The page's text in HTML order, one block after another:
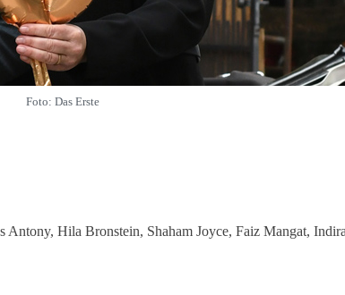
Foto: Das Erste
Antony, Hila Bronstein, Shaham Joyce, Faiz Mangat,